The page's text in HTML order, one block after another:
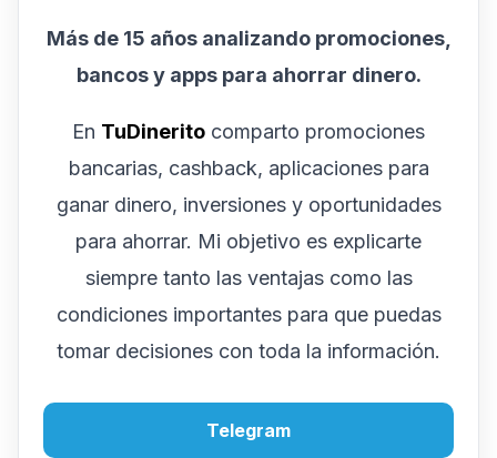
Más de 15 años analizando promociones,
bancos y apps para ahorrar dinero.
En TuDinerito comparto promociones
bancarias, cashback, aplicaciones para
ganar dinero, inversiones y oportunidades
para ahorrar. Mi objetivo es explicarte
siempre tanto las ventajas como las
condiciones importantes para que puedas
tomar decisiones con toda la información.
Telegram